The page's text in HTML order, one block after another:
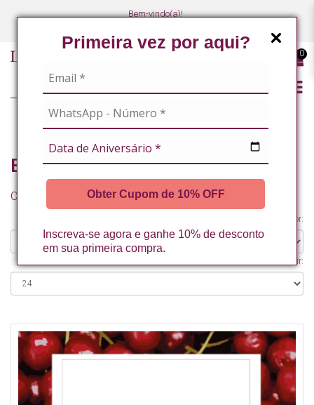
Primeira vez por aqui?
Obter Cupom de 10% OFF
Inscreva-se agora e ganhe 10% de desconto
em sua primeira compra.
Bem-vindo(a)!
0
Banho Premium
Comparação de produtos (0)
Organizar por:
Exibir: